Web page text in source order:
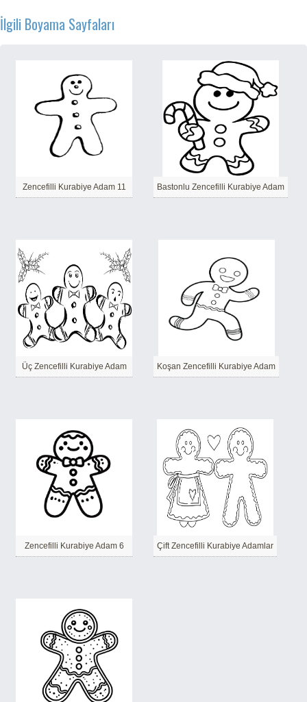
İlgili Boyama Sayfaları
Zencefilli Kurabiye Adam 11 Bastonlu Zencefilli Kurabiye Adam
Üç Zencefilli Kurabiye Adam Koşan Zencefilli Kurabiye Adam
Zencefilli Kurabiye Adam 6 Çift Zencefilli Kurabiye Adamlar